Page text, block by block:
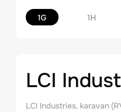
1G 1H
LCI
LCI Industries, karavan